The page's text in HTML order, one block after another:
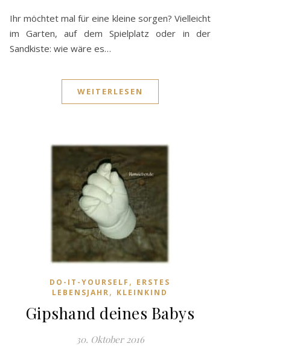
Ihr möchtet mal für eine kleine sorgen? Vielleicht
im Garten, auf dem Spielplatz oder in der
Sandkiste: wie wäre es…
WEITERLESEN
DO-IT-YOURSELF , ERSTES
LEBENSJAHR, KLEINKIND
Gipshand deines Babys
30. Oktober 2016